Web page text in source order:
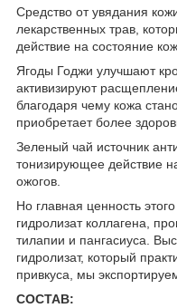
Средство от увядания
лекарственных трав,
действие на состояние
Ягоды Годжи улучшают
активизируют
благодаря чему кожа
приобретает более
Зеленый чай источник
тонизирующее действие
ожогов.
Но главная ценность
гидролизат коллагена,
тилапии и пангасиуса.
гидролизат, который
привкуса, мы
СОСТАВ: